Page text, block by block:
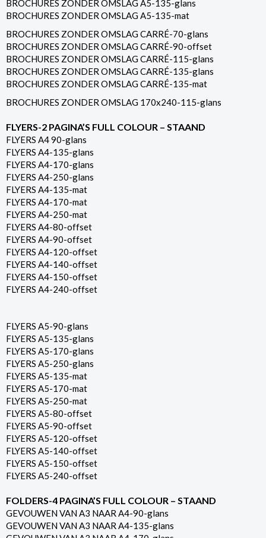
BROCHURES ZONDER OMSLAG A5-135-glans
BROCHURES ZONDER OMSLAG A5-135-mat
BROCHURES ZONDER OMSLAG CARRÉ-70-glans
BROCHURES ZONDER OMSLAG CARRÉ-90-offset
BROCHURES ZONDER OMSLAG CARRÉ-115-glans
BROCHURES ZONDER OMSLAG CARRÉ-135-glans
BROCHURES ZONDER OMSLAG CARRÉ-135-mat
BROCHURES ZONDER OMSLAG 170x240-115-glans
FLYERS-2 PAGINA’S FULL COLOUR – STAAND
FLYERS A4 90-glans
FLYERS A4-135-glans
FLYERS A4-170-glans
FLYERS A4-250-glans
FLYERS A4-135-mat
FLYERS A4-170-mat
FLYERS A4-250-mat
FLYERS A4-80-offset
FLYERS A4-90-offset
FLYERS A4-120-offset
FLYERS A4-140-offset
FLYERS A4-150-offset
FLYERS A4-240-offset
FLYERS A5-90-glans
FLYERS A5-135-glans
FLYERS A5-170-glans
FLYERS A5-250-glans
FLYERS A5-135-mat
FLYERS A5-170-mat
FLYERS A5-250-mat
FLYERS A5-80-offset
FLYERS A5-90-offset
FLYERS A5-120-offset
FLYERS A5-140-offset
FLYERS A5-150-offset
FLYERS A5-240-offset
FOLDERS-4 PAGINA’S FULL COLOUR – STAAND
GEVOUWEN VAN A3 NAAR A4-90-glans
GEVOUWEN VAN A3 NAAR A4-135-glans